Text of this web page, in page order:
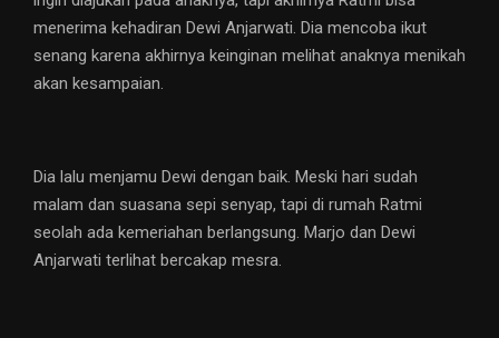
menerima kehadiran Dewi Anjarwati. Dia mencoba ikut
senang karena akhirnya keinginan melihat anaknya menikah
akan kesampaian.
Dia lalu menjamu Dewi dengan baik. Meski hari sudah
malam dan suasana sepi senyap, tapi di rumah Ratmi
seolah ada kemeriahan berlangsung. Marjo dan Dewi
Anjarwati terlihat bercakap mesra.